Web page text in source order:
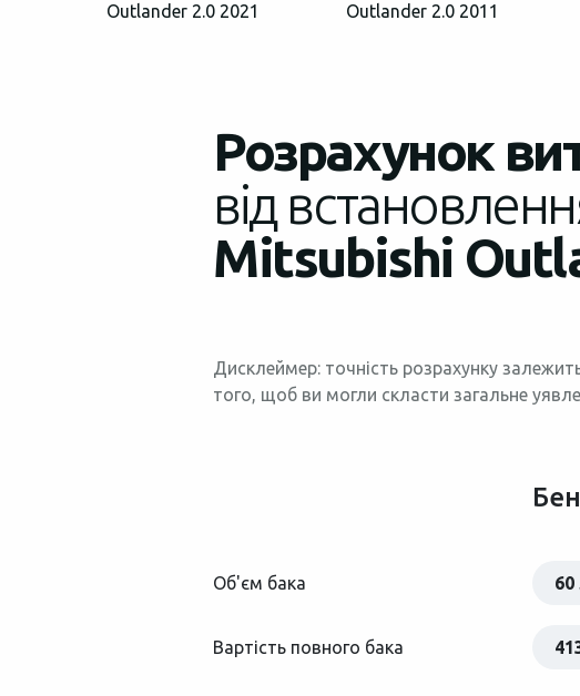
Outlander 2.0 2021
Outlander 2.0 2011
Розрахунок
від
Mitsubishi
Дисклеймер: точність розрахунку
того, щоб ви могли скласти загальне
Об'єм бака 60
Вартість повного бака